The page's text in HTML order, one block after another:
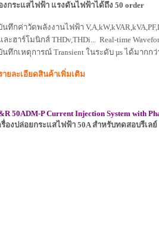
งกระแสไฟฟ้า แรงดันไฟฟ้าได้ถึง 50 order
นทึกค่าวัดพลังงานไฟฟ้า
ละฮาร์โมนิกส์ THDv,THDi... Real-time
นทึกเหตุการณ์ Transient ในระดับ µs ได้มากก
ายละเอียดสินค้าเพิ่มเติม
50ADM-P Current Injection System with
รื่องปล่อยกระแสไฟฟ้า 50A สำหรับทดสอบรีเลย์